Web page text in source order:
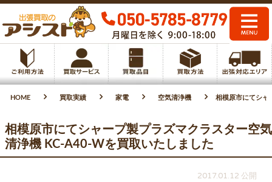
HOME 買取実績 家電 空気清浄機 相模原市にてシャ
相模原市にてシャープ製プラズマクラスター空気
清浄機 KC-A40-Wを買取いたしました
2017.01.12 公開